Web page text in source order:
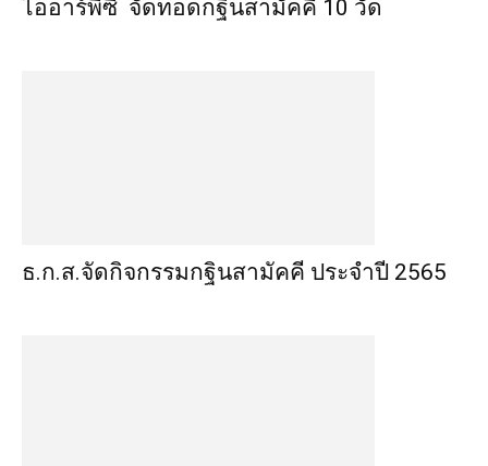
ไออาร์พีซี จัดทอดกฐินสามัคคี 10 วัด
ธ.ก.ส.จัดกิจกรรมกฐินสามัคคี ประจำปี 2565